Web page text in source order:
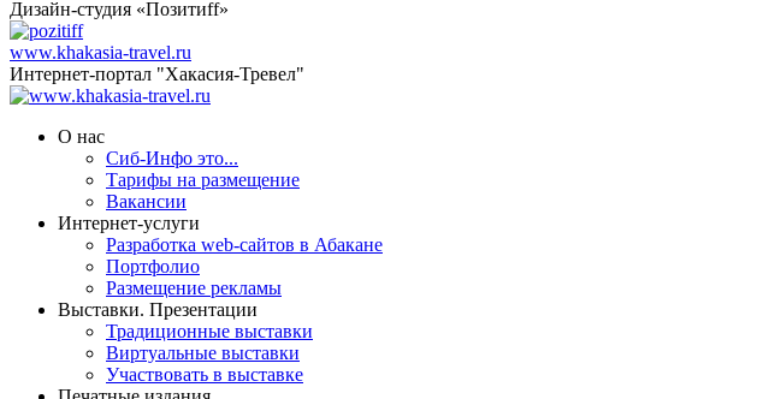
Дизайн-студия «Позитиff»
www.khakasia-travel.ru
Интернет-портал "Хакасия-Тревел"
О нас
Сиб-Инфо это...
Тарифы на размещение
Вакансии
Интернет-услуги
Разработка web-сайтов в Абакане
Портфолио
Размещение рекламы
Выставки. Презентации
Традиционные выставки
Виртуальные выставки
Участвовать в выставке